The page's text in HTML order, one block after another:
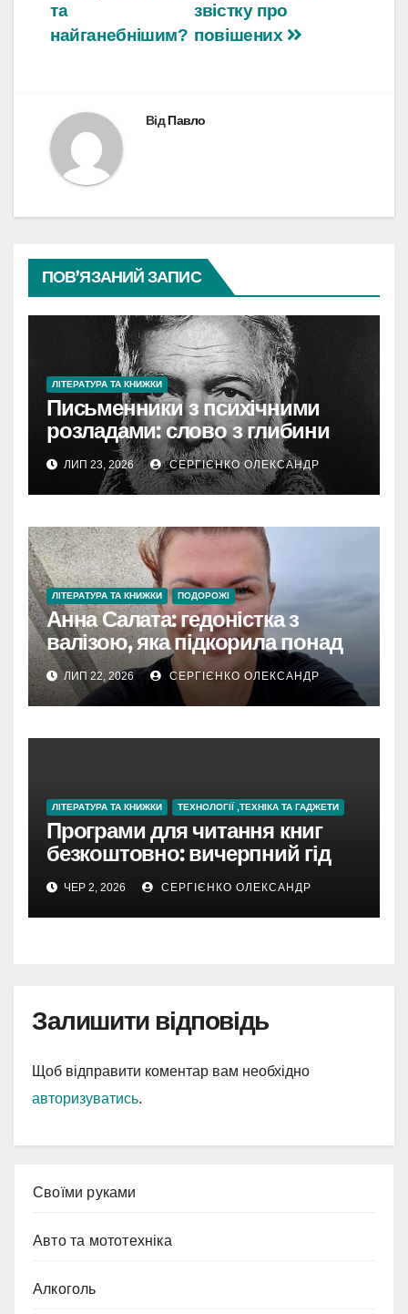
звістку про
повішених
та
найганебнішим?
ВідПавло
ПОВ’ЯЗАНИЙ ЗАПИС
ЛІТЕРАТУРА ТА КНИЖКИ
Письменники з психічними
розладами: слово з глибини
болю
ЛИП 23, 2026 СЕРГІЄНКО ОЛЕКСАНДР
ЛІТЕРАТУРА ТА КНИЖКИ ПОДОРОЖІ
Анна Салата: гедоністка з
валізою, яка підкорила понад
60 країн
ЛИП 22, 2026 СЕРГІЄНКО ОЛЕКСАНДР
ЛІТЕРАТУРА ТА КНИЖКИ ТЕХНОЛОГІЇ ,ТЕХНІКА ТА ГАДЖЕТИ
Програми для читання книг
безкоштовно: вичерпний гід
для початківців і просунутих
читачів
ЧЕР 2, 2026 СЕРГІЄНКО ОЛЕКСАНДР
Залишити відповідь
Щоб відправити коментар вам необхідно
авторизуватись.
Cвоїми руками
Авто та мототехніка
Алкоголь